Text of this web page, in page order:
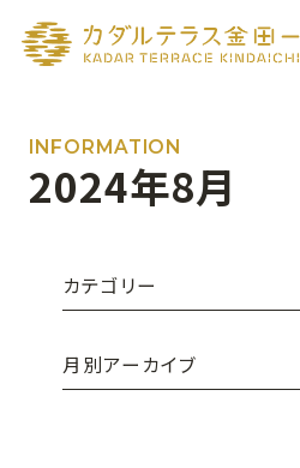
INFORMATION
2024年8月
カテゴリー
月別アーカイブ